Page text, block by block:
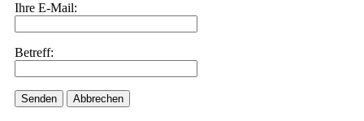
Ihre E-Mail:
Betreff:
Senden Abbrechen